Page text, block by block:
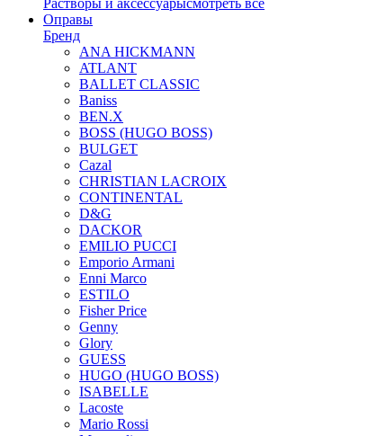
Растворы и аксессуарысмотреть все
Оправы
Бренд
ANA HICKMANN
ATLANT
BALLET CLASSIC
Baniss
BEN.X
BOSS (HUGO BOSS)
BULGET
Cazal
CHRISTIAN LACROIX
CONTINENTAL
D&G
DACKOR
EMILIO PUCCI
Emporio Armani
Enni Marco
ESTILO
Fisher Price
Genny
Glory
GUESS
HUGO (HUGO BOSS)
ISABELLE
Lacoste
Mario Rossi